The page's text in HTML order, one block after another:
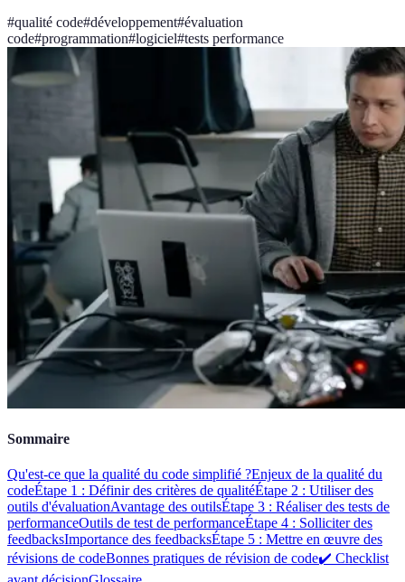
#qualité code#développement#évaluation
code#programmation#logiciel#tests performance
Sommaire
Qu'est-ce que la qualité du code simplifié ?Enjeux de la qualité du
codeÉtape 1 : Définir des critères de qualitéÉtape 2 : Utiliser des
outils d'évaluationAvantage des outilsÉtape 3 : Réaliser des tests de
performanceOutils de test de performanceÉtape 4 : Solliciter des
feedbacksImportance des feedbacksÉtape 5 : Mettre en œuvre des
révisions de codeBonnes pratiques de révision de code✔️ Checklist